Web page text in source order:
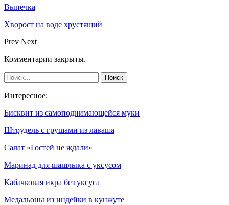
Выпечка
Хворост на воде хрустящий
Prev Next
Комментарии закрыты.
Интересное:
Бисквит из самоподнимающейся муки
Штрудель с грушами из лаваша
Салат «Гостей не ждали»
Маринад для шашлыка с уксусом
Кабачковая икра без уксуса
Медальоны из индейки в кунжуте